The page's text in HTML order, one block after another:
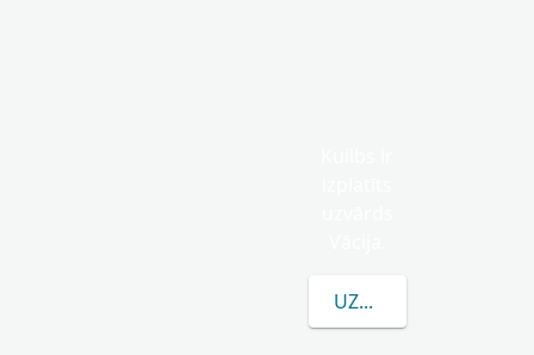
UZZINĀT VAIRĀK PAR